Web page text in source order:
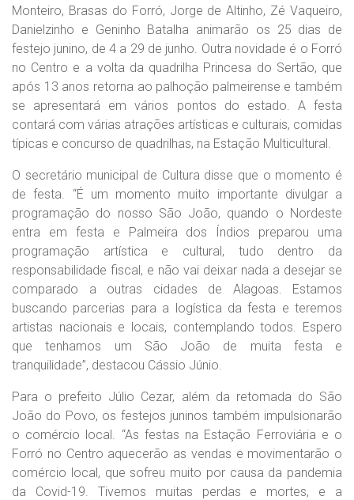
Monteiro, Brasas do Forró, Jorge de Altinho, Zé Vaqueiro,
Danielzinho e Geninho Batalha animarão os 25 dias de
festejo junino, de 4 a 29 de junho. Outra novidade é o Forró
no Centro e a volta da quadrilha Princesa do Sertão, que
após 13 anos retorna ao palhoção palmeirense e também
se apresentará em vários pontos do estado. A festa
contará com várias atrações artísticas e culturais, comidas
típicas e concurso de quadrilhas, na Estação Multicultural.
O secretário municipal de Cultura disse que o momento é
de festa. “É um momento muito importante divulgar a
programação do nosso São João, quando o Nordeste
entra em festa e Palmeira dos Índios preparou uma
programação artística e cultural, tudo dentro da
responsabilidade fiscal, e não vai deixar nada a desejar se
comparado a outras cidades de Alagoas. Estamos
buscando parcerias para a logística da festa e teremos
artistas nacionais e locais, contemplando todos. Espero
que tenhamos um São João de muita festa e
tranquilidade”, destacou Cássio Júnio.
Para o prefeito Júlio Cezar, além da retomada do São
João do Povo, os festejos juninos também impulsionarão
o comércio local. “As festas na Estação Ferroviária e o
Forró no Centro aquecerão as vendas e movimentarão o
comércio local, que sofreu muito por causa da pandemia
da Covid-19. Tivemos muitas perdas e mortes, e a